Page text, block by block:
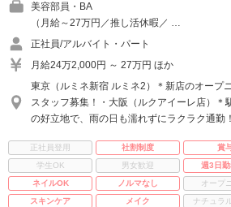
美容部員・BA
（月給～27万円／推し活休暇／ …
正社員/アルバイト・パート
月給24万2,000円 ～ 27万円 ほか
東京（ルミネ新宿 ルミネ2）＊新店のオープ
スタッフ募集！・大阪（ルクアイーレ店）＊
の好立地で、雨の日も濡れずにラクラク通勤！
正社員登用 社割制度 賞
学生OK
男女歓迎 週3日
ネイルOK
ノルマなし オープ
スキンケア
メイク ナチュラ